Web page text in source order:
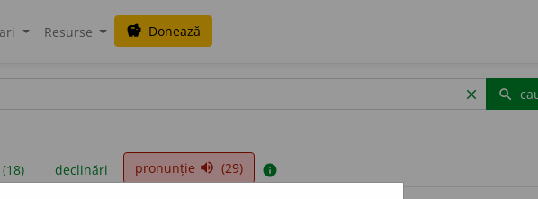
Resurse savings Donează
clear search
declinări pronunție volume_up (29) info